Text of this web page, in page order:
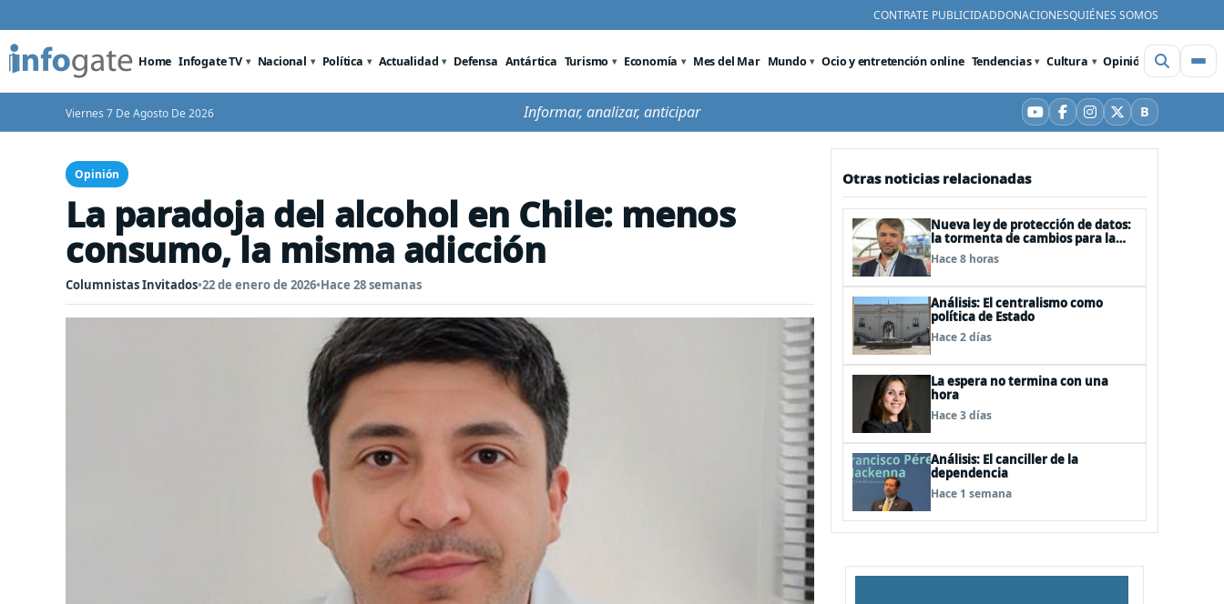
CONTRATE PUBLICIDADDONACIONESQUIÉNES SOMOS
Home Infogate TV Nacional Política Actualidad Defensa Antártica Turismo Economía Mes del Mar Mundo Ocio y entretención online Tendencias Cultura Opinión Videos
Viernes 7 De Agosto De 2026 Informar, analizar, anticipar YouTube
Facebook
Instagram
X BBluesky
Opinión
La paradoja del alcohol en Chile: menos
consumo, la misma adicción
Columnistas Invitados•22 de enero de 2026•Hace 28 semanas
Otras noticias relacionadas
Nueva ley de protección de datos:
la tormenta de cambios para la
cual ya nos deberíamos estar
preparando
Hace 8 horas
Análisis: El centralismo como
política de Estado
Hace 2 días
La espera no termina con una
hora
Hace 3 días
Análisis: El canciller de la
dependencia
Hace 1 semana